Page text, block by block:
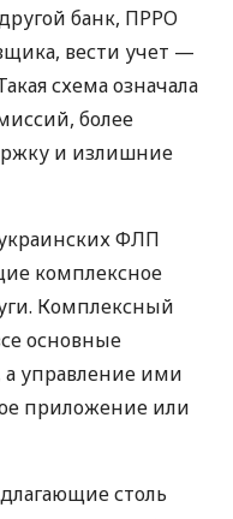
банк, ПРРО
вести учет —
схема означала
более
и излишние
ФЛП
комплексное
Комплексный
основные
управление ими
приложение или
столь